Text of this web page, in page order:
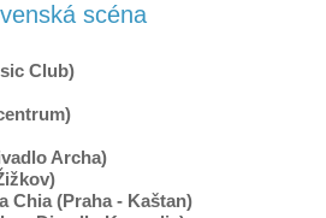
scéna
Club)
Archa)
Chia (Praha - Kaštan)